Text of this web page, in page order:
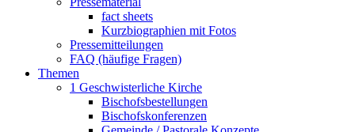
fact sheets
Kurzbiographien mit Fotos
Pressemitteilungen
FAQ (häufige Fragen)
Themen
1 Geschwisterliche Kirche
Bischofsbestellungen
Bischofskonferenzen